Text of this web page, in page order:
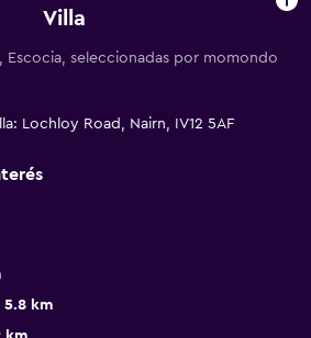
Villa
Escocia, seleccionadas por momondo
Lochloy Road, Nairn, IV12 5AF
5.8 km